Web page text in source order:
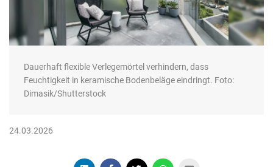
Dauerhaft flexible Verlegemörtel verhindern, dass
Feuchtigkeit in keramische Bodenbeläge eindringt. Foto:
Dimasik/Shutterstock
24.03.2026